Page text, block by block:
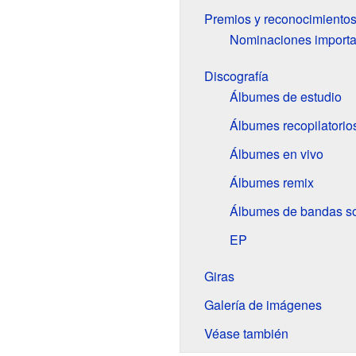
Premios y reconocimientos
Nominaciones
Discografía
Álbumes de estudio
Álbumes
Álbumes en vivo
Álbumes remix
Álbumes de bandas
EP
Giras
Galería de imágenes
Véase también